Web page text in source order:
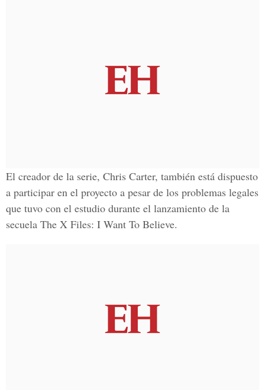
El creador de la serie, Chris Carter, también está dispuesto
a participar en el proyecto a pesar de los problemas legales
que tuvo con el estudio durante el lanzamiento de la
secuela The X Files: I Want To Believe.